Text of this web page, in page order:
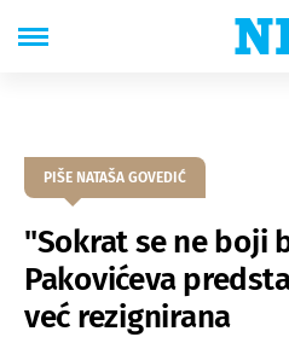
PIŠE NATAŠA GOVEDIĆ
"Sokrat se ne boji
Pakovićeva
već rezignirana